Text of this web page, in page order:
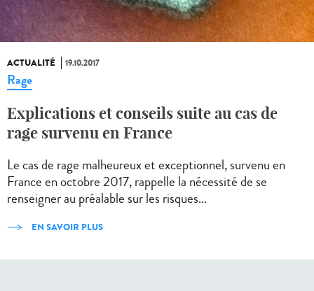
ACTUALITÉ 19.10.2017
Rage
Explications et conseils suite au cas de
rage survenu en France
Le cas de rage malheureux et exceptionnel, survenu en
France en octobre 2017, rappelle la nécessité de se
renseigner au préalable sur les risques...
EN SAVOIR PLUS